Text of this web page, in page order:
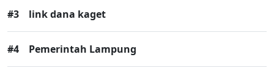
#3 link dana kaget
#4 Pemerintah Lampung